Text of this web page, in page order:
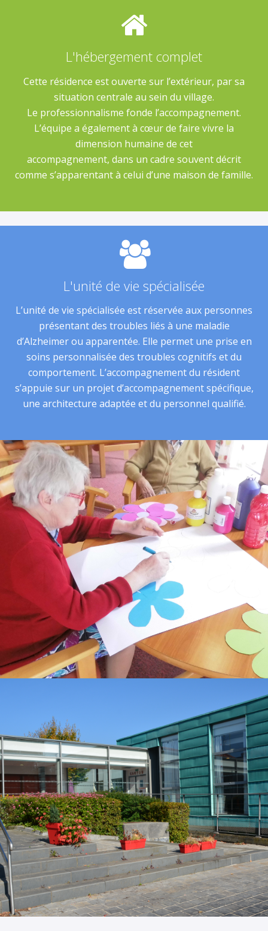
L'hébergement complet
Cette résidence est ouverte sur l’extérieur, par sa
situation centrale au sein du village.
Le professionnalisme fonde l’accompagnement.
L’équipe a également à cœur de faire vivre la
dimension humaine de cet
accompagnement, dans un cadre souvent décrit
comme s’apparentant à celui d’une maison de famille.
L'unité de vie spécialisée
L’unité de vie spécialisée est réservée aux personnes
présentant des troubles liés à une maladie
d’Alzheimer ou apparentée. Elle permet une prise en
soins personnalisée des troubles cognitifs et du
comportement. L’accompagnement du résident
s’appuie sur un projet d’accompagnement spécifique,
une architecture adaptée et du personnel qualifié.